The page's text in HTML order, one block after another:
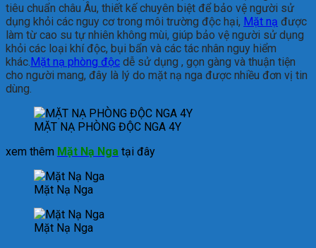
tiêu chuẩn châu Âu, thiết kế chuyên biệt để bảo vệ người sử
dụng khỏi các nguy cơ trong môi trường độc hại, Mặt nạ được
làm từ cao su tự nhiên không mùi, giúp bảo vệ người sử dụng
khỏi các loại khí độc, bụi bẩn và các tác nhân nguy hiểm
khác. Mặt nạ phòng độc dễ sử dụng , gọn gàng và thuận tiện
cho người mang, đây là lý do mặt nạ nga được nhiều đơn vị tin
dùng.
MẶT NẠ PHÒNG ĐỘC NGA 4Y
xem thêm Mặt Nạ Nga tại đây
Mặt Nạ Nga
Mặt Nạ Nga